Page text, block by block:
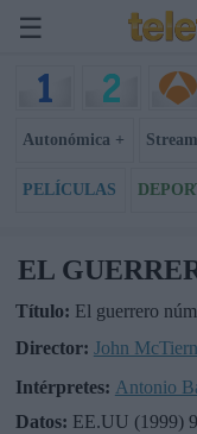
☰
Autonómica +
PELÍCULAS
EL
Título: El guerrero
Director: John
Intérpretes: Antonio
Datos: EE.UU (1999)